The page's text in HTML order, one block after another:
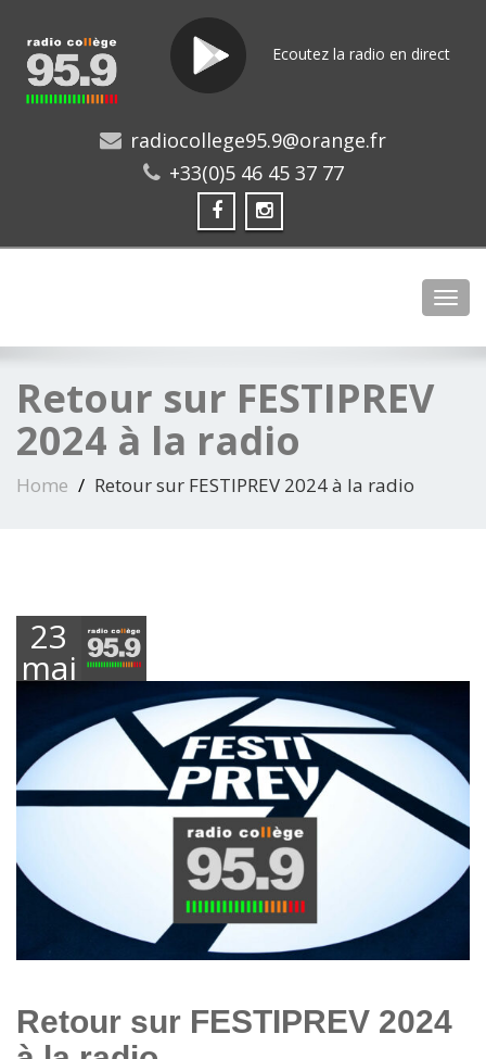
Ecoutez la radio en direct
radiocollege95.9@orange.fr
+33(0)5 46 45 37 77
Retour sur FESTIPREV
2024 à la radio
Home Retour sur FESTIPREV 2024 à la radio
23
mai
2024
Retour sur FESTIPREV 2024